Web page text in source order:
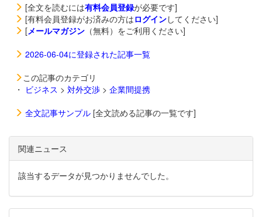
[全文を読むには有料会員登録が必要です]
[有料会員登録がお済みの方はログインしてください]
[メールマガジン （無料）をご利用ください]
2026-06-04に登録された記事一覧
この記事のカテゴリ
・ ビジネス > 対外交渉 > 企業間提携
全文記事サンプル [全文読める記事の一覧です]
関連ニュース
該当するデータが見つかりませんでした。